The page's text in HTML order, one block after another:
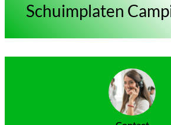
Schuimplaten